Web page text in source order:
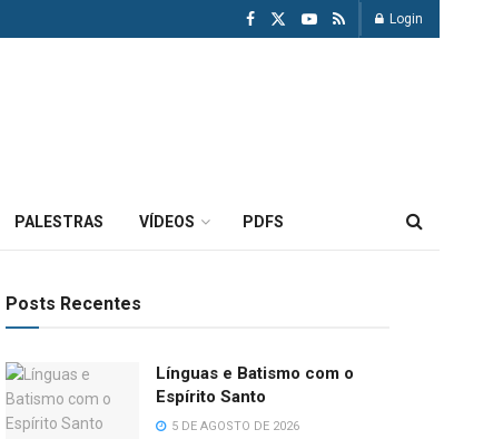
Login
PALESTRAS VÍDEOS PDFS
Posts Recentes
Línguas e Batismo com o
Espírito Santo
5 DE AGOSTO DE 2026